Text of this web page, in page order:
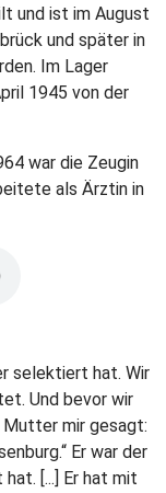
und ist im August
und später in
Im Lager
1945 von der
war die Zeugin
als Ärztin in
selektiert hat. Wir
Und bevor wir
Mutter mir gesagt:
Er war der
[...] Er hat mit